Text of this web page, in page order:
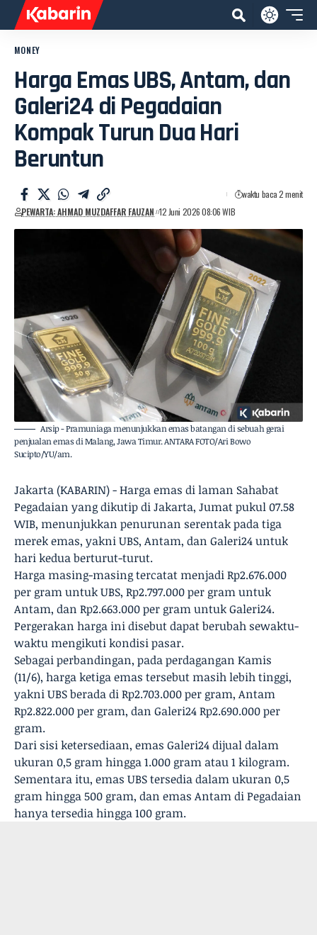
MONEY
Harga Emas UBS, Antam, dan
Galeri24 di Pegadaian
Kompak Turun Dua Hari
Beruntun
PEWARTA: AHMAD MUZDAFFAR FAUZAN 12 Juni 2026 08:06 WIB
waktu baca 2 menit
Arsip - Pramuniaga menunjukkan emas batangan di sebuah gerai
penjualan emas di Malang, Jawa Timur. ANTARA FOTO/Ari Bowo
Sucipto/YU/am.
Jakarta (KABARIN) - Harga emas di laman Sahabat
Pegadaian yang dikutip di Jakarta, Jumat pukul 07.58
WIB, menunjukkan penurunan serentak pada tiga
merek emas, yakni UBS, Antam, dan Galeri24 untuk
hari kedua berturut-turut.
Harga masing-masing tercatat menjadi Rp2.676.000
per gram untuk UBS, Rp2.797.000 per gram untuk
Antam, dan Rp2.663.000 per gram untuk Galeri24.
Pergerakan harga ini disebut dapat berubah sewaktu-
waktu mengikuti kondisi pasar.
Sebagai perbandingan, pada perdagangan Kamis
(11/6), harga ketiga emas tersebut masih lebih tinggi,
yakni UBS berada di Rp2.703.000 per gram, Antam
Rp2.822.000 per gram, dan Galeri24 Rp2.690.000 per
gram.
Dari sisi ketersediaan, emas Galeri24 dijual dalam
ukuran 0,5 gram hingga 1.000 gram atau 1 kilogram.
Sementara itu, emas UBS tersedia dalam ukuran 0,5
gram hingga 500 gram, dan emas Antam di Pegadaian
hanya tersedia hingga 100 gram.